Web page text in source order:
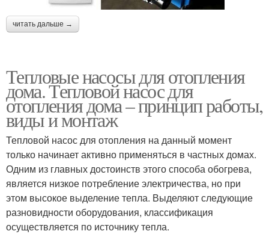
читать дальше →
Тепловые насосы для отопления
дома. Тепловой насос для
отопления дома – принцип работы,
виды и монтаж
Тепловой насос для отопления на данный момент
только начинает активно применяться в частных домах.
Одним из главных достоинств этого способа обогрева,
является низкое потребление электричества, но при
этом высокое выделение тепла. Выделяют следующие
разновидности оборудования, классификация
осуществляется по источнику тепла.